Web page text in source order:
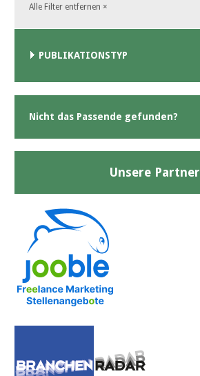
Alle Filter entfernen ×
PUBLIKATIONSTYP
Nicht das Passende gefunden?
Unsere Partner